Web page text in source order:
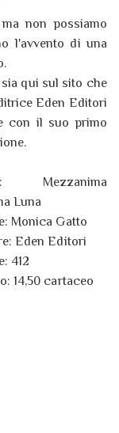
non possiamo
l'avvento di una
sia qui sul sito che
Eden Editori
con il suo primo
Mezzanima
Luna
Monica Gatto
Eden Editori
412
14,50 cartaceo